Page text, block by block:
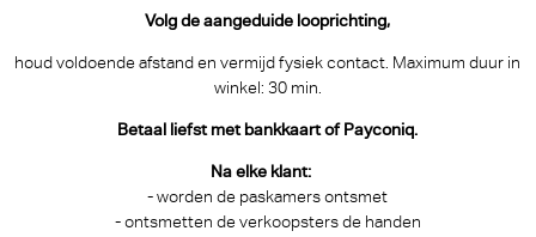
Volg de aangeduide looprichting,
houd voldoende afstand en vermijd fysiek contact. Maximum duur in
winkel: 30 min.
Betaal liefst met bankkaart of Payconiq.
Na elke klant:
- worden de paskamers ontsmet
- ontsmetten de verkoopsters de handen